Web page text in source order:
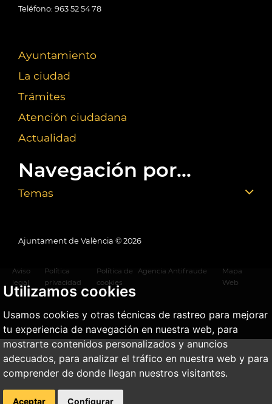
Utilizamos cookies
Usamos cookies y otras técnicas de rastreo para mejorar
tu experiencia de navegación en nuestra web, para
mostrarte contenidos personalizados y anuncios
adecuados, para analizar el tráfico en nuestra web y para
comprender de donde llegan nuestros visitantes.
Aceptar Configurar
Teléfono: 963 52 54 78
Ayuntamiento
La ciudad
Trámites
Atención ciudadana
Actualidad
Navegación por...
Temas
Ajuntament de València © 2026
Aviso
legal
Política
privacidad
Política de
cookies
Agencia Antifraude
Mapa
Web